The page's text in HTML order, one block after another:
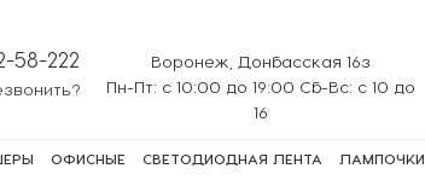
58-222
Воронеж, Донбасская 16з
Пн-Пт: с 10:00 до 19:00 Сб-Вс: с 10 до
16
ОФИСНЫЕ СВЕТОДИОДНАЯ ЛЕНТА ЛАМПОЧКИ